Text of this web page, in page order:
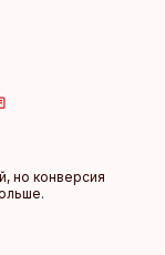
но конверсия